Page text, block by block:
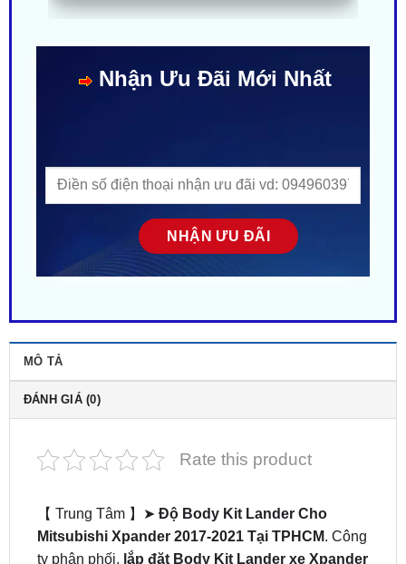
ĐÁNH GIÁ (0)
【 Trung Tâm 】➤Độ Body Kit Lander Cho
ty phân phối,lắp đặt Body Kit Lander xe Xpander
2017-2021tại Sài Gòn. Gắn tận nơi gần đây ở tại
HCM. Nhiều mẫu mã – Phong cách độc lạ. Giá siêu